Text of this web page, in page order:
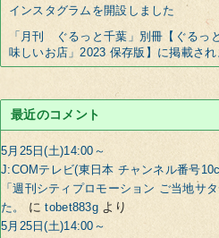
インスタグラムを開設しました
「月刊 ぐるっと千葉」別冊【ぐるっ
味しいお店」2023 保存版】に掲載され
最近のコメント
5月25日(土)14:00～
J:COMテレビ(東日本 チャンネル番号
「週刊シティプロモーション ご当地サ
た。
にtobet883gより
5月25日(土)14:00～